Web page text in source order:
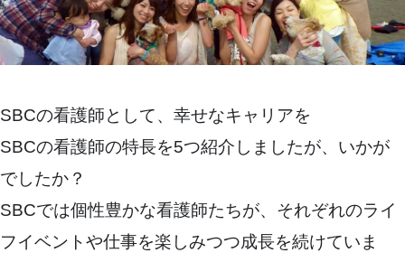
SBCの看護師として、幸せなキャリアを
SBCの看護師の特長を5つ紹介しましたが、いかが
でしたか？
SBCでは個性豊かな看護師たちが、それぞれのライ
フイベントや仕事を楽しみつつ成長を続けていま